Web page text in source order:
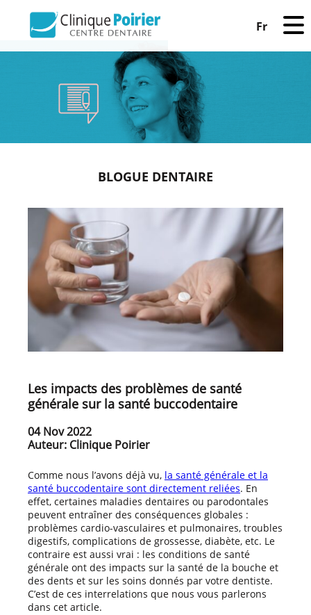
Fr
BLOGUE DENTAIRE
Les impacts des problèmes de santé
générale sur la santé buccodentaire
04 Nov 2022
Auteur: Clinique Poirier
Comme nous l’avons déjà vu, la santé générale et la
santé buccodentaire sont directement reliées. En
effet, certaines maladies dentaires ou parodontales
peuvent entraîner des conséquences globales :
problèmes cardio-vasculaires et pulmonaires, troubles
digestifs, complications de grossesse, diabète, etc. Le
contraire est aussi vrai : les conditions de santé
générale ont des impacts sur la santé de la bouche et
des dents et sur les soins donnés par votre dentiste.
C’est de ces interrelations que nous vous parlerons
dans cet article.